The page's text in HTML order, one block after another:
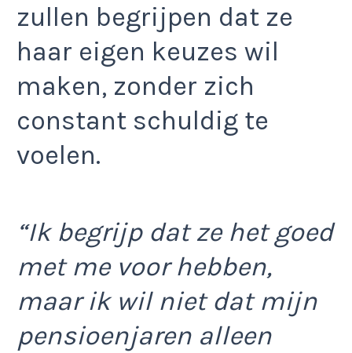
zullen begrijpen dat ze
haar eigen keuzes wil
maken, zonder zich
constant schuldig te
voelen.
“Ik begrijp dat ze het goed
met me voor hebben,
maar ik wil niet dat mijn
pensioenjaren alleen